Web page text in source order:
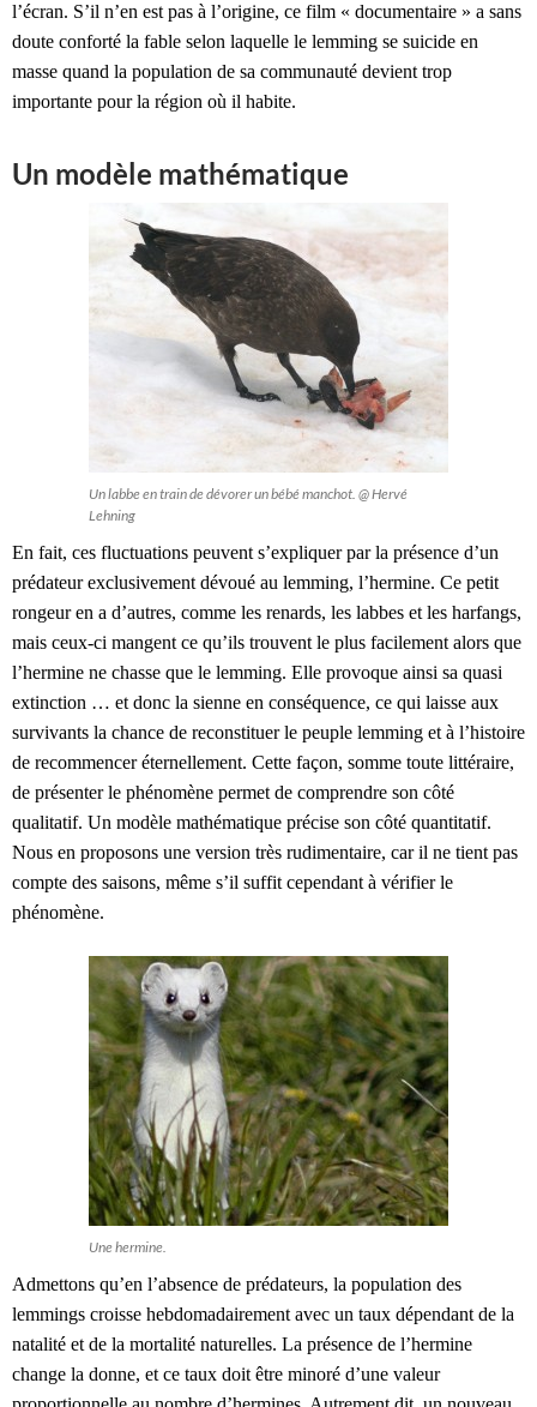
l’écran. S’il n’en est pas à l’origine, ce film « documentaire » a sans
doute conforté la fable selon laquelle le lemming se suicide en
masse quand la population de sa communauté devient trop
importante pour la région où il habite.
Un modèle mathématique
Un labbe en train de dévorer un bébé manchot. @ Hervé
Lehning
En fait, ces fluctuations peuvent s’expliquer par la présence d’un
prédateur exclusivement dévoué au lemming, l’hermine. Ce petit
rongeur en a d’autres, comme les renards, les labbes et les harfangs,
mais ceux-ci mangent ce qu’ils trouvent le plus facilement alors que
l’hermine ne chasse que le lemming. Elle provoque ainsi sa quasi
extinction … et donc la sienne en conséquence, ce qui laisse aux
survivants la chance de reconstituer le peuple lemming et à l’histoire
de recommencer éternellement. Cette façon, somme toute littéraire,
de présenter le phénomène permet de comprendre son côté
qualitatif. Un modèle mathématique précise son côté quantitatif.
Nous en proposons une version très rudimentaire, car il ne tient pas
compte des saisons, même s’il suffit cependant à vérifier le
phénomène.
Une hermine.
Admettons qu’en l’absence de prédateurs, la population des
lemmings croisse hebdomadairement avec un taux dépendant de la
natalité et de la mortalité naturelles. La présence de l’hermine
change la donne, et ce taux doit être minoré d’une valeur